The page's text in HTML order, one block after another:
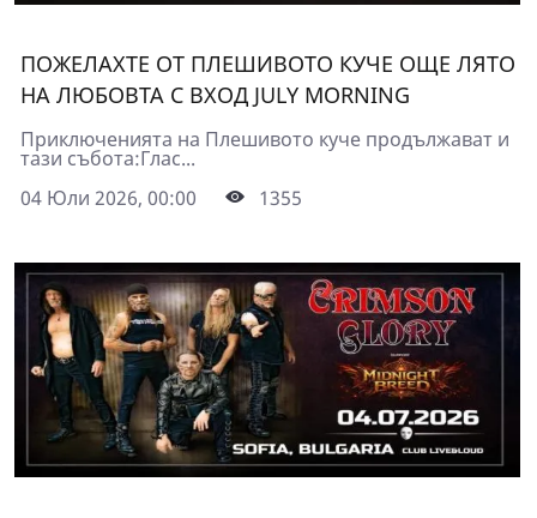
ПОЖЕЛАХТЕ ОТ ПЛЕШИВОТО КУЧЕ ОЩЕ ЛЯТО
НА ЛЮБОВТА С ВХОД JULY MORNING
Приключенията на Плешивото куче продължават и
тази събота:Глас...
04 Юли 2026, 00:00
1355